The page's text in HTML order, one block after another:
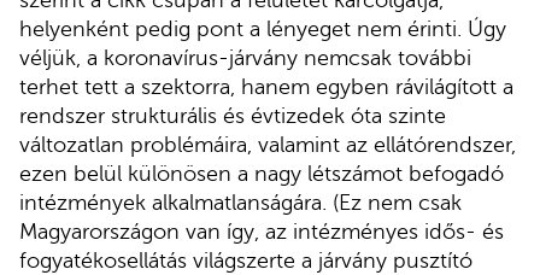
helyenként pedig pont a lényeget nem érinti. Úgy
véljük, a koronavírus-járvány nemcsak további
terhet tett a szektorra, hanem egyben rávilágított a
rendszer strukturális és évtizedek óta szinte
változatlan problémáira, valamint az ellátórendszer,
ezen belül különösen a nagy létszámot befogadó
intézmények alkalmatlanságára. (Ez nem csak
Magyarországon van így, az intézményes idős- és
fogyatékosellátás világszerte a járvány pusztító